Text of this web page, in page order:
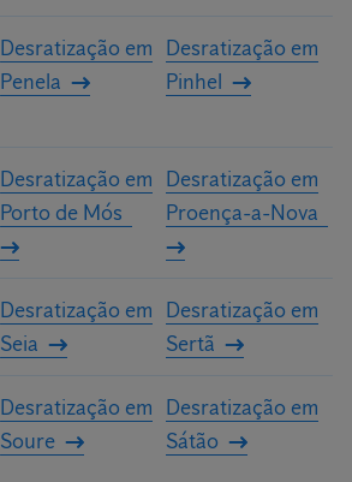
Desratização em
Penela
Desratização em
Pinhel
Desratização em
Porto de Mós
Desratização em
Proença-a-Nova
Desratização em
Seia
Desratização em
Sertã
Desratização em
Soure
Desratização em
Sátão